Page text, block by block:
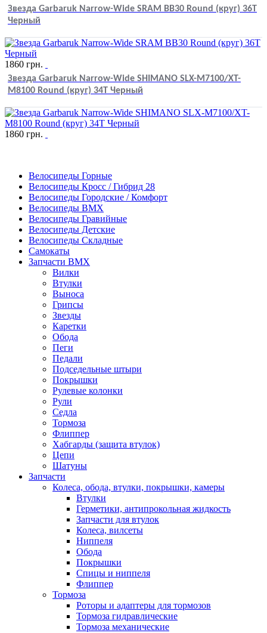
Звезда Garbaruk Narrow-Wide SRAM BB30 Round (круг) 36T
Черный
1860 грн.
Звезда Garbaruk Narrow-Wide SHIMANO SLX-M7100/XT-
M8100 Round (круг) 34T Черный
1860 грн.
Велосипеды Горные
Велосипеды Кросс / Гибрид 28
Велосипеды Городские / Комфорт
Велосипеды BMX
Велосипеды Гравийные
Велосипеды Детские
Велосипеды Складные
Самокаты
Запчасти BMX
Вилки
Втулки
Выноса
Грипсы
Звезды
Каретки
Обода
Пеги
Педали
Подседельные штыри
Покрышки
Рулевые колонки
Рули
Седла
Тормоза
Флиппер
Хабгарды (защита втулок)
Цепи
Шатуны
Запчасти
Колеса, обода, втулки, покрышки, камеры
Втулки
Герметики, антипрокольная жидкость
Запчасти для втулок
Колеса, вилсеты
Ниппеля
Обода
Покрышки
Спицы и ниппеля
Флиппер
Тормоза
Роторы и адаптеры для тормозов
Тормоза гидравлические
Тормоза механические